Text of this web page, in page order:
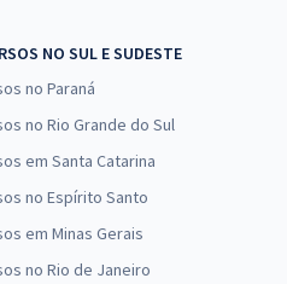
NO SUL E SUDESTE
no Paraná
no Rio Grande do Sul
em Santa Catarina
no Espírito Santo
em Minas Gerais
no Rio de Janeiro